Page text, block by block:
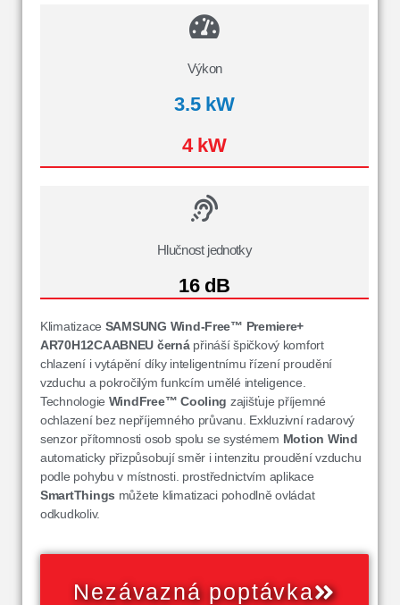
Výkon
3.5 kW
4 kW
Hlučnost jednotky
16 dB
Klimatizace SAMSUNG Wind-Free™ Premiere+
AR70H12CAABNEU černápřináší špičkový komfort
chlazení i vytápění díky inteligentnímu řízení proudění
vzduchu a pokročilým funkcím umělé inteligence.
Technologie WindFree™ Cooling zajišťuje příjemné
ochlazení bez nepříjemného průvanu. Exkluzivní radarový
senzor přítomnosti osob spolu se systémem Motion Wind
automaticky přizpůsobují směr i intenzitu proudění vzduchu
podle pohybu v místnosti. prostřednictvím aplikace
SmartThings můžete klimatizaci pohodlně ovládat
odkudkoliv.
Nezávazná poptávka